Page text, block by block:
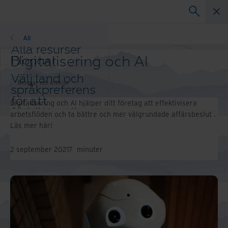
Alla resurser
Bloggar
Kundreferenser
Lösningsguider
Webbinarier
Whitepaper
All
Välj land och
språkpreferens
för att
förbättra din
webbläsarupplevelse.
och språk:
Africa
Bloggar
Digitalisering och AI
Bloggar och artiklar
Digitalisering och AI hjälper ditt företag att effektivisera
arbetsflöden och ta bättre och mer välgrundade affärsbeslut .
Läs mer här!
2 september 20217 minuter